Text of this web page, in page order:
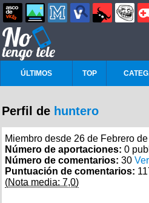
ÚLTIMOS TOP
Perfil de huntero
Miembro desde 26 de Febrero
Número de aportaciones: 0
Número de comentarios: 30
Puntuación de comentarios:
(Nota media: 7,0)